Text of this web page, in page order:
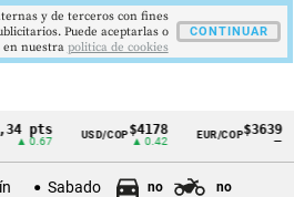
pts
▲ 0.67
USD/COP$4178
▲ 0.42
EUR/COP$3639
Sabado no no
y de terceros con fines
Puede aceptarlas o
en nuestra politica de cookies
CONTINUAR